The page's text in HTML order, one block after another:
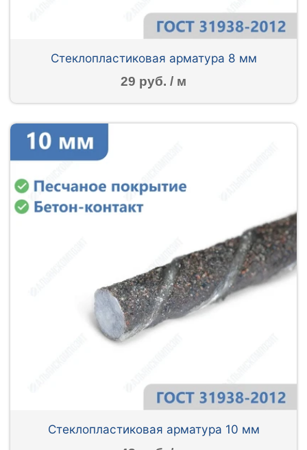
Стеклопластиковая арматура 8 мм
29 руб. / м
Стеклопластиковая арматура 10 мм